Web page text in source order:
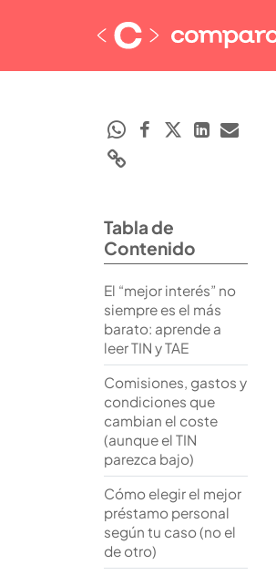
Tabla de
Contenido
El “mejor interés” no
siempre es el más
barato: aprende a
leer TIN y TAE
Comisiones, gastos y
condiciones que
cambian el coste
(aunque el TIN
parezca bajo)
Cómo elegir el mejor
préstamo personal
según tu caso (no el
de otro)